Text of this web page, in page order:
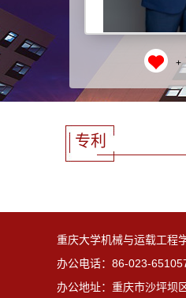
+
专利
重庆大学机械与运载工程
办公电话：86-023-
办公地址：重庆市沙坪坝